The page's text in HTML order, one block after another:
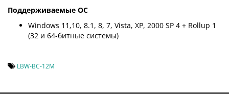
Поддерживаемые ОС
Windows 11,10, 8.1, 8, 7, Vista, XP, 2000 SP 4 + Rollup 1
(32 и 64-битные системы)
LBW-BC-12M